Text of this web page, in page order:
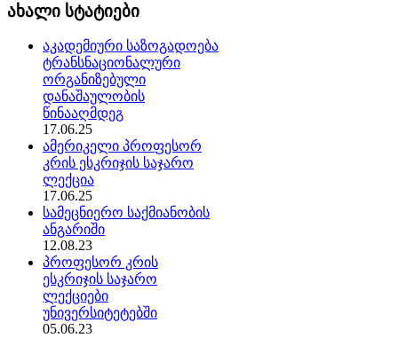
ახალი სტატიები
აკადემიური საზოგადოება
ტრანსნაციონალური
ორგანიზებული
დანაშაულობის
წინააღმდეგ
17.06.25
ამერიკელი პროფესორ
კრის ესკრიჯის საჯარო
ლექცია
17.06.25
სამეცნიერო საქმიანობის
ანგარიში
12.08.23
პროფესორ კრის
ესკრიჯის საჯარო
ლექციები
უნივერსიტეტებში
05.06.23